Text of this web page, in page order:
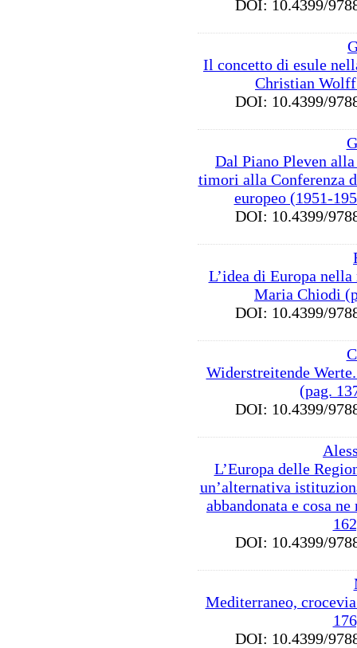
DOI: 10.4399/
Il concetto di esule
Christian
DOI: 10.4399/
Dal Piano Pleven
timori alla Conferenza
europeo (1951-
DOI: 10.4399/
L’idea di Europa
Maria Chiodi
DOI: 10.4399/
Widerstreitende
(pag.
DOI: 10.4399/
L’Europa delle
un’alternativa
abbandonata e cosa
DOI: 10.4399/
Mediterraneo,
DOI: 10.4399/